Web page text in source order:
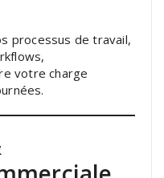
processus de travail,
votre charge